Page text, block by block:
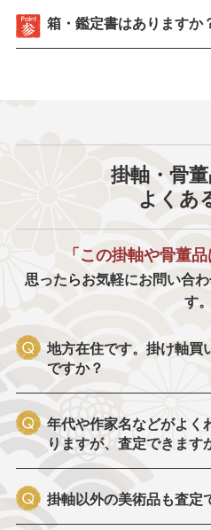
箱・鑑定書はありますか
掛軸・骨
よくあ
「この掛軸や骨董
思ったらお気軽にお問い合わ
す。
地方在住です。掛け軸買
ですか？
年代や作家名などがよく
りますが、査定できます
掛軸以外の美術品も査定